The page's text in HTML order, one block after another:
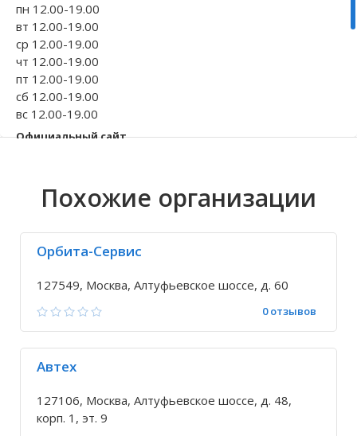
Волгоградская область Иркутская
Кировоградская область Хмельницкая
Восточно-Казахстанская область Северо-
пн 12.00-19.00
вт 12.00-19.00
ср 12.00-19.00
чт 12.00-19.00
пт 12.00-19.00
сб 12.00-19.00
вс 12.00-19.00
Официальный сайт
+7 495 565-38-...
Похожие организации
Орбита-Сервис
127549, Москва, Алтуфьевское шоссе, д. 60
0 отзывов
Автех
127106, Москва, Алтуфьевское шоссе, д. 48,
корп. 1, эт. 9